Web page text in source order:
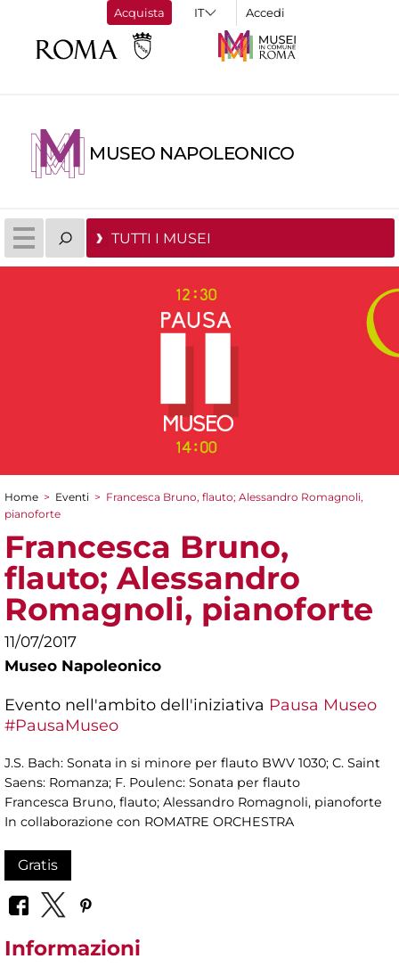
Acquista Accedi
MUSEO NAPOLEONICO
TUTTI I MUSEI
Tu sei qui
Home > Eventi > Francesca Bruno, flauto; Alessandro Romagnoli,
pianoforte
Francesca Bruno,
flauto; Alessandro
Romagnoli, pianoforte
11/07/2017
Museo Napoleonico
Evento nell'ambito dell'iniziativa Pausa Museo
#PausaMuseo
J.S. Bach: Sonata in si minore per flauto BWV 1030; C. Saint
Saens: Romanza; F. Poulenc: Sonata per flauto
Francesca Bruno, flauto; Alessandro Romagnoli, pianoforte
In collaborazione con ROMATRE ORCHESTRA
Gratis
Informazioni